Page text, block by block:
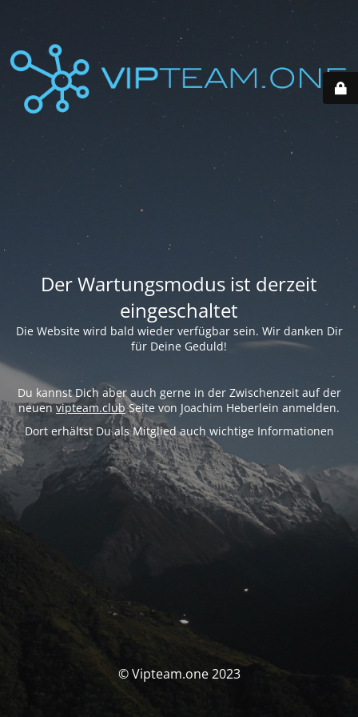
Der Wartungsmodus ist derzeit
eingeschaltet
Die Website wird bald wieder verfügbar sein. Wir danken Dir
für Deine Geduld!
Du kannst Dich aber auch gerne in der Zwischenzeit auf der
neuenvipteam.clubSeite von Joachim Heberlein anmelden.
Dort erhältst Du als Mitglied auch wichtige Informationen
© Vipteam.one 2023